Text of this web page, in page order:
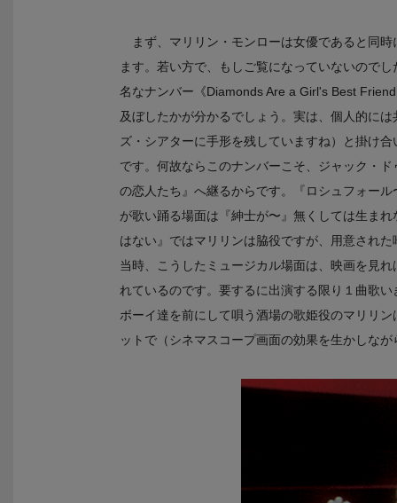
まず、マリリン・モンローは女優であると同
ます。若い方で、もしご覧になっていないので
名なナンバー《Diamonds Are a Girl's Best
及ぼしたかが分かるでしょう。実は、個人的に
ズ・シアターに手形を残していますね）と掛け
です。何故ならこのナンバーこそ、ジャック・
の恋人たち』へ継るからです。『ロシュフォー
が歌い踊る場面は『紳士が〜』無くしては生ま
はない』ではマリリンは脇役ですが、用意され
当時、こうしたミュージカル場面は、映画を見
れているのです。要するに出演する限り１曲歌
ボーイ達を前にして唄う酒場の歌姫役のマリリ
ットで（シネマスコープ画面の効果を生かしな